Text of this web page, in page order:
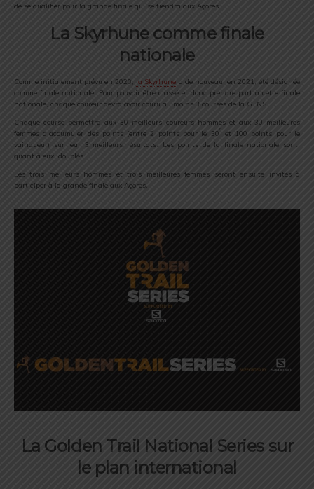
de se qualifier pour la grande finale qui se tiendra aux Açores.
La Skyrhune comme finale
nationale
Comme initialement prévu en 2020, la Skyrhune a de nouveau, en 2021, été désignée
comme finale nationale. Pour pouvoir être classé et donc prendre part à cette finale
nationale, chaque coureur devra avoir couru au moins 3 courses de la GTNS.
Chaque course permettra aux 30 meilleurs coureurs hommes et aux 30 meilleures
femmes d’accumuler des points (entre 2 points pour le 30
e
et 100 points pour le
vainqueur) sur leur 3 meilleurs résultats. Les points de la finale nationale sont,
quant à eux, doublés.
Les trois meilleurs hommes et trois meilleures femmes seront ensuite invités à
participer à la grande finale aux Açores.
La Golden Trail National Series sur
le plan international